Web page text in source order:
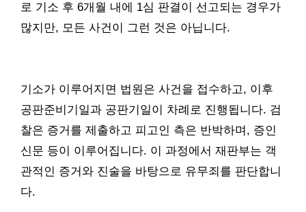
로 기소 후 6개월 내에 1심 판결이 선고되는 경우가
많지만, 모든 사건이 그런 것은 아닙니다.
기소가 이루어지면 법원은 사건을 접수하고, 이후
공판준비기일과 공판기일이 차례로 진행됩니다. 검
찰은 증거를 제출하고 피고인 측은 반박하며, 증인
신문 등이 이루어집니다. 이 과정에서 재판부는 객
관적인 증거와 진술을 바탕으로 유무죄를 판단합니
다.